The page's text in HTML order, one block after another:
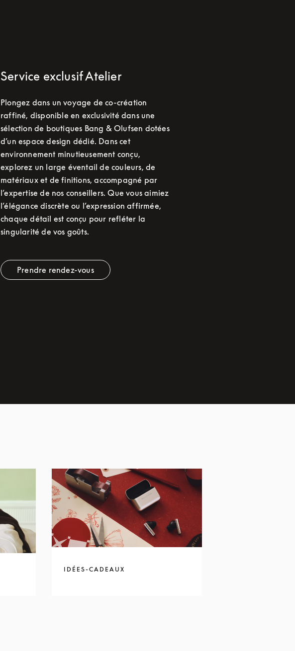
Service exclusif Atelier
Plongez dans un voyage de co-création
raffiné, disponible en exclusivité dans une
sélection de boutiques Bang & Olufsen dotées
d’un espace design dédié. Dans cet
environnement minutieusement conçu,
explorez un large éventail de couleurs, de
matériaux et de finitions, accompagné par
l’expertise de nos conseillers. Que vous aimiez
l’élégance discrète ou l’expression affirmée,
chaque détail est conçu pour refléter la
singularité de vos goûts.
Prendre rendez-vousLink Opens in New Tab
IDÉES-CADEAUX